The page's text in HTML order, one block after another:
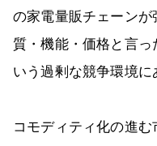
の家電量販チェーン
質・機能・価格と言っ
いう過剰な競争環境に
コモディティ化の進